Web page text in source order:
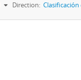
Direction: